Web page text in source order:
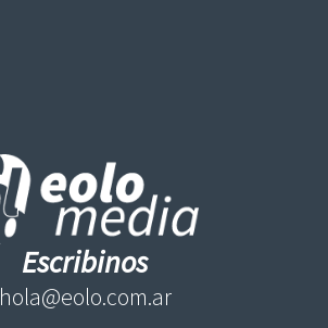
Escribinos
hola@eolo.com.ar